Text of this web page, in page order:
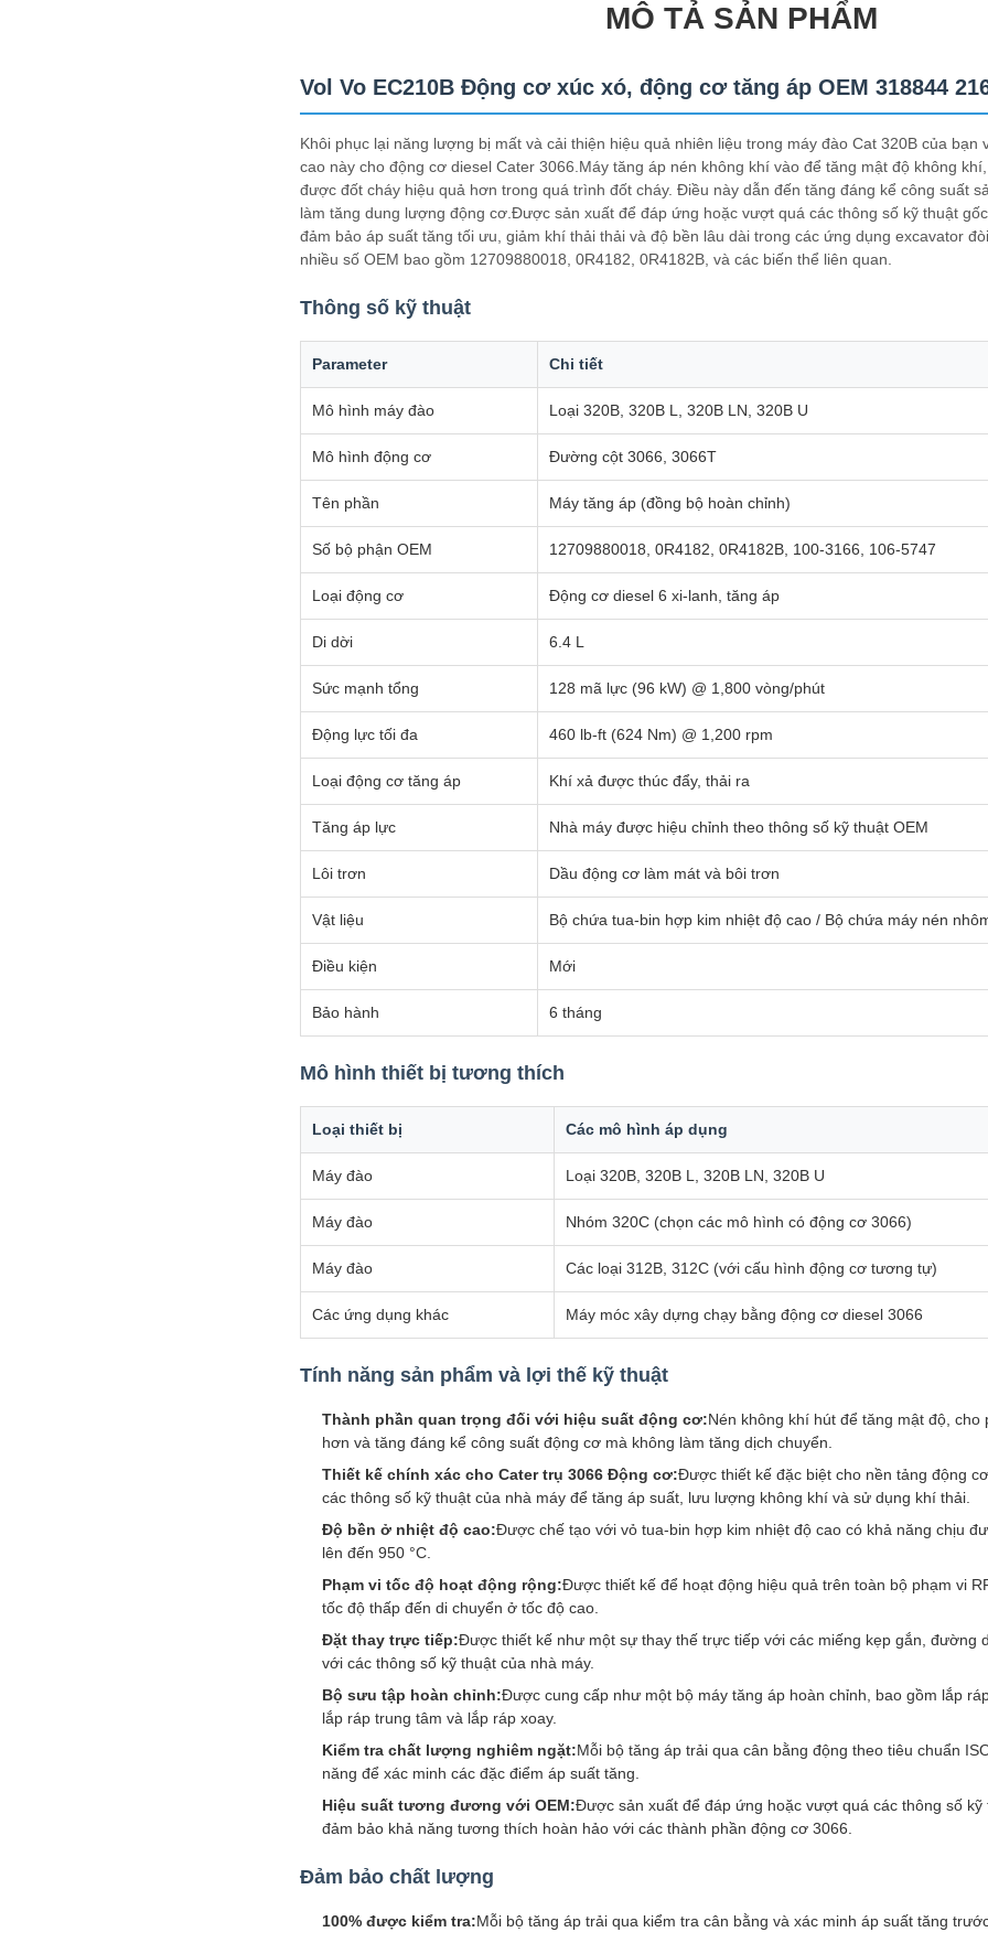
MÔ TẢ SẢN PHẨM
Vol Vo EC210B Động cơ xúc xó, động cơ tăng áp OEM 318844
Khôi phục lại năng lượng bị mất và cải thiện hiệu quả nhiên liệu trong máy đào Cat 320B của bạn
cao này cho động cơ diesel Cater 3066.Máy tăng áp nén không khí vào để tăng mật độ không
được đốt cháy hiệu quả hơn trong quá trình đốt cháy. Điều này dẫn đến tăng đáng kể công suất
làm tăng dung lượng động cơ.Được sản xuất để đáp ứng hoặc vượt quá các thông số kỹ thuật
đảm bảo áp suất tăng tối ưu, giảm khí thải thải và độ bền lâu dài trong các ứng dụng excavator
nhiều số OEM bao gồm 12709880018, 0R4182, 0R4182B, và các biến thể liên quan.
Thông số kỹ thuật
Parameter Chi tiết
Mô hình máy đào Loại 320B, 320B L, 320B LN, 320B U
Mô hình động cơ Đường cột 3066, 3066T
Tên phần Máy tăng áp (đồng bộ hoàn chỉnh)
Số bộ phận OEM 12709880018, 0R4182, 0R4182B, 100-3166, 106-5747
Loại động cơ Động cơ diesel 6 xi-lanh, tăng áp
Di dời 6.4 L
Sức mạnh tổng 128 mã lực (96 kW) @ 1,800 vòng/phút
Động lực tối đa 460 lb-ft (624 Nm) @ 1,200 rpm
Loại động cơ tăng áp Khí xả được thúc đẩy, thải ra
Tăng áp lực Nhà máy được hiệu chỉnh theo thông số kỹ thuật OEM
Lôi trơn Dầu động cơ làm mát và bôi trơn
Vật liệu Bộ chứa tua-bin hợp kim nhiệt độ cao / Bộ chứa máy nén
Điều kiện Mới
Bảo hành 6 tháng
Mô hình thiết bị tương thích
Loại thiết bị Các mô hình áp dụng
Máy đào Loại 320B, 320B L, 320B LN, 320B U
Máy đào Nhóm 320C (chọn các mô hình có động cơ 3066)
Máy đào Các loại 312B, 312C (với cấu hình động cơ tương tự)
Các ứng dụng khác Máy móc xây dựng chạy bằng động cơ diesel 3066
Tính năng sản phẩm và lợi thế kỹ thuật
Thành phần quan trọng đối với hiệu suất động cơ:Nén không khí hút để tăng mật độ, cho
hơn và tăng đáng kể công suất động cơ mà không làm tăng dịch chuyển.
Thiết kế chính xác cho Cater trụ 3066 Động cơ:Được thiết kế đặc biệt cho nền tảng động
các thông số kỹ thuật của nhà máy để tăng áp suất, lưu lượng không khí và sử dụng khí thải.
Độ bền ở nhiệt độ cao:Được chế tạo với vỏ tua-bin hợp kim nhiệt độ cao có khả năng chịu
lên đến 950 °C.
Phạm vi tốc độ hoạt động rộng:Được thiết kế để hoạt động hiệu quả trên toàn bộ phạm vi
tốc độ thấp đến di chuyển ở tốc độ cao.
Đặt thay trực tiếp:Được thiết kế như một sự thay thế trực tiếp với các miếng kẹp gắn, đường
với các thông số kỹ thuật của nhà máy.
Bộ sưu tập hoàn chỉnh:Được cung cấp như một bộ máy tăng áp hoàn chỉnh, bao gồm lắp
lắp ráp trung tâm và lắp ráp xoay.
Kiểm tra chất lượng nghiêm ngặt:Mỗi bộ tăng áp trải qua cân bằng động theo tiêu chuẩn
năng để xác minh các đặc điểm áp suất tăng.
Hiệu suất tương đương với OEM:Được sản xuất để đáp ứng hoặc vượt quá các thông số kỹ
đảm bảo khả năng tương thích hoàn hảo với các thành phần động cơ 3066.
Đảm bảo chất lượng
100% được kiểm tra:Mỗi bộ tăng áp trải qua kiểm tra cân bằng và xác minh áp suất tăng